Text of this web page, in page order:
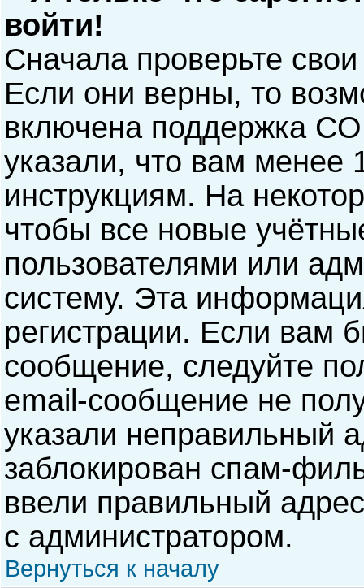
войти!
Сначала проверьте
Если они верны, то
включена поддержка
указали, что вам менее
инструкциям. На
чтобы все новые
пользователями или
систему. Эта
регистрации. Если вам
сообщение, следуйте
email-сообщение не
указали неправильный
заблокирован спам-
ввели правильный
с администратором.
Вернуться к началу